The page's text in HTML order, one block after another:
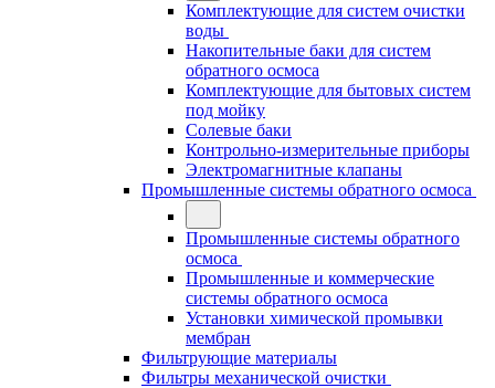
Комплектующие для систем очистки
воды
Накопительные баки для систем
обратного осмоса
Комплектующие для бытовых систем
под мойку
Солевые баки
Контрольно-измерительные приборы
Электромагнитные клапаны
Промышленные системы обратного осмоса
Промышленные системы обратного
осмоса
Промышленные и коммерческие
системы обратного осмоса
Установки химической промывки
мембран
Фильтрующие материалы
Фильтры механической очистки